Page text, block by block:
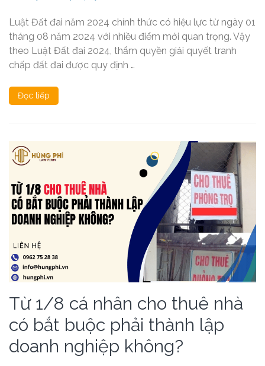
Luật Đất đai năm 2024 chính thức có hiệu lực từ ngày 01
tháng 08 năm 2024 với nhiều điểm mới quan trọng. Vậy
theo Luật Đất đai 2024, thẩm quyền giải quyết tranh
chấp đất đai được quy định …
Đọc tiếp
Từ 1/8 cá nhân cho thuê nhà
có bắt buộc phải thành lập
doanh nghiệp không?